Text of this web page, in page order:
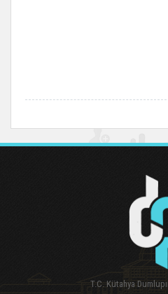
T.C. Kütahya